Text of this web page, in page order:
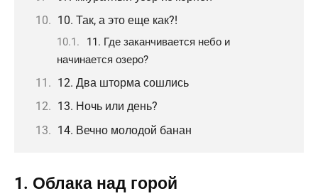
10. Так, а это еще как?!
11. Где заканчивается небо и
начинается озеро?
12. Два шторма сошлись
13. Ночь или день?
14. Вечно молодой банан
1. Облака над горой